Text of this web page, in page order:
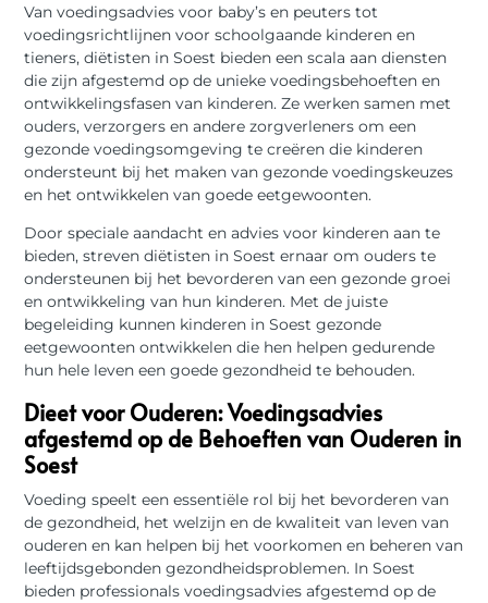
Van voedingsadvies voor baby’s en peuters tot
voedingsrichtlijnen voor schoolgaande kinderen en
tieners, diëtisten in Soest bieden een scala aan diensten
die zijn afgestemd op de unieke voedingsbehoeften en
ontwikkelingsfasen van kinderen. Ze werken samen met
ouders, verzorgers en andere zorgverleners om een
gezonde voedingsomgeving te creëren die kinderen
ondersteunt bij het maken van gezonde voedingskeuzes
en het ontwikkelen van goede eetgewoonten.
Door speciale aandacht en advies voor kinderen aan te
bieden, streven diëtisten in Soest ernaar om ouders te
ondersteunen bij het bevorderen van een gezonde groei
en ontwikkeling van hun kinderen. Met de juiste
begeleiding kunnen kinderen in Soest gezonde
eetgewoonten ontwikkelen die hen helpen gedurende
hun hele leven een goede gezondheid te behouden.
Dieet voor Ouderen: Voedingsadvies
afgestemd op de Behoeften van Ouderen in
Soest
Voeding speelt een essentiële rol bij het bevorderen van
de gezondheid, het welzijn en de kwaliteit van leven van
ouderen en kan helpen bij het voorkomen en beheren van
leeftijdsgebonden gezondheidsproblemen. In Soest
bieden professionals voedingsadvies afgestemd op de